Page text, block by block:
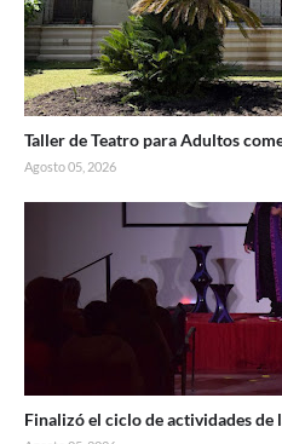
Taller de Teatro para Adultos
Agosto 05, 2026
Finalizó el ciclo de actividades de